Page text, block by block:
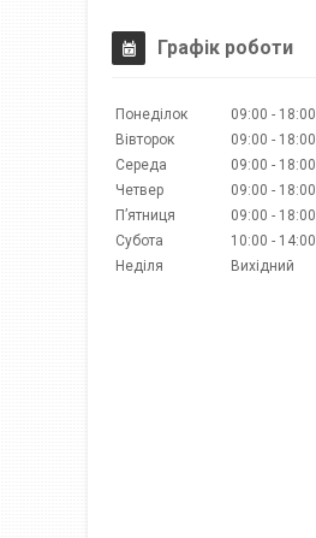
Графік роботи
Понеділок 09:00
18:00
Вівторок
09:00
18:00
Середа
09:00
18:00
Четвер
09:00
18:00
Пʼятниця
09:00
18:00
Субота
10:00
14:00
Неділя
Вихідний